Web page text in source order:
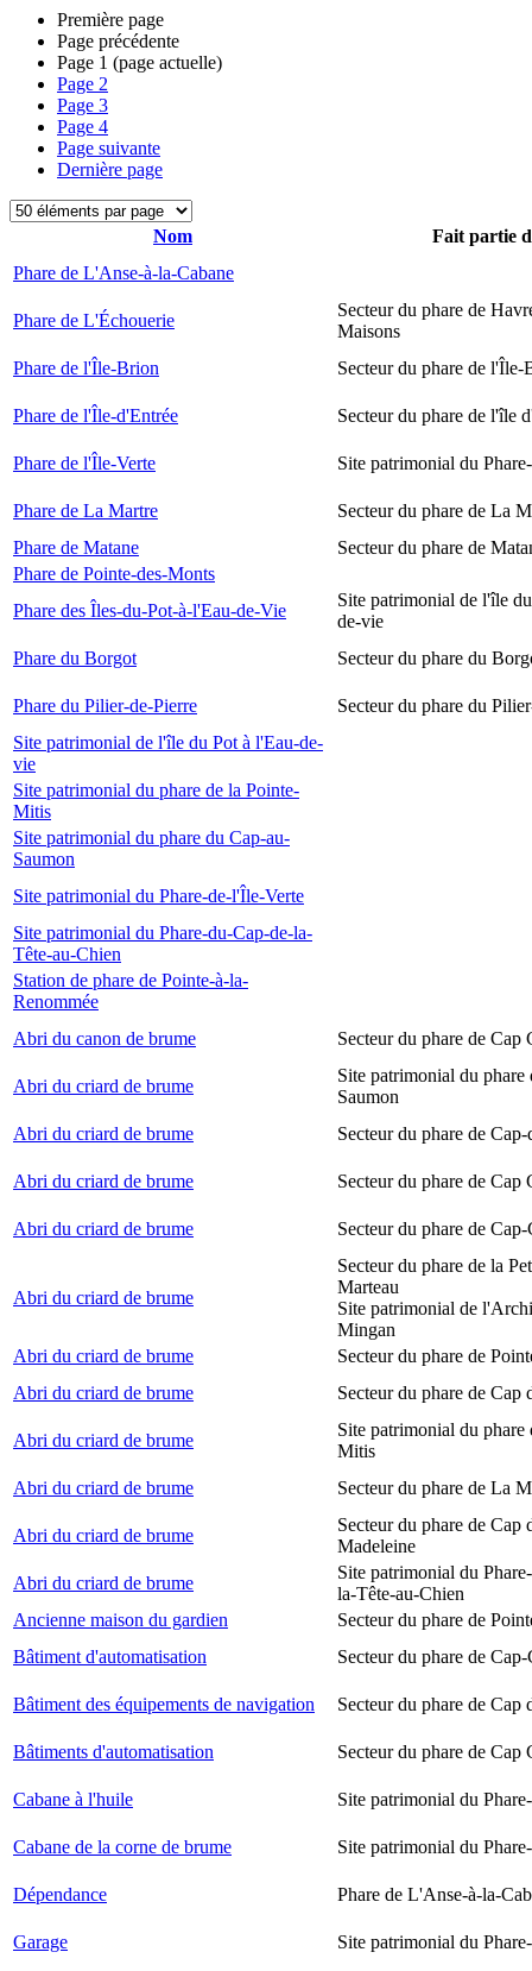
Première page
Page précédente
Page 1 (page actuelle)
Page 2
Page 3
Page 4
Page suivante
Dernière page
Nom
Fait partie
Phare de L'Anse-à-la-Cabane
Phare de L'Échouerie
Secteur du phare de
Maisons
Phare de l'Île-Brion
Secteur du phare de l'Île-
Phare de l'Île-d'Entrée Secteur du phare de l'île
Phare de l'Île-Verte Site patrimonial du
Phare de La Martre
Secteur du phare de La
Phare de Matane
Secteur du phare de
Phare de Pointe-des-Monts
Phare des Îles-du-Pot-à-l'Eau-de-Vie
Site patrimonial de l'île
de-vie
Phare du Borgot
Secteur du phare du
Phare du Pilier-de-Pierre
Secteur du phare du
Site patrimonial de l'île du Pot à l'Eau-de-
vie
Site patrimonial du phare de la Pointe-
Mitis
Site patrimonial du phare du Cap-au-
Saumon
Site patrimonial du Phare-de-l'Île-Verte
Site patrimonial du Phare-du-Cap-de-la-
Tête-au-Chien
Station de phare de Pointe-à-la-
Renommée
Abri du canon de brume
Secteur du phare de Cap
Abri du criard de brume
Site patrimonial du phare
Saumon
Abri du criard de brume
Secteur du phare de Cap-
Abri du criard de brume Secteur du phare de Cap
Abri du criard de brume Secteur du phare de Cap-
Abri du criard de brume
Secteur du phare de la
Marteau
Site patrimonial de
Mingan
Abri du criard de brume
Secteur du phare de
Abri du criard de brume
Secteur du phare de Cap
Abri du criard de brume
Site patrimonial du phare
Mitis
Abri du criard de brume
Secteur du phare de La
Abri du criard de brume
Secteur du phare de Cap
Madeleine
Abri du criard de brume
Site patrimonial du
la-Tête-au-Chien
Ancienne maison du gardien
Secteur du phare de
Bâtiment d'automatisation
Secteur du phare de Cap-
Bâtiment des équipements de navigation Secteur du phare de Cap
Bâtiments d'automatisation Secteur du phare de Cap
Cabane à l'huile Site patrimonial du
Cabane de la corne de brume Site patrimonial du
Dépendance Phare de L'Anse-à-la-
Garage Site patrimonial du